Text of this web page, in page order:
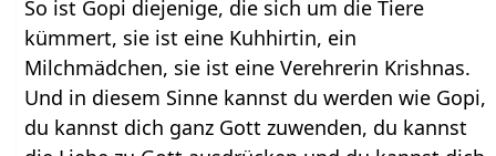
So ist Gopi diejenige, die sich um die Tiere
kümmert, sie ist eine Kuhhirtin, ein
Milchmädchen, sie ist eine Verehrerin Krishnas.
Und in diesem Sinne kannst du werden wie Gopi,
du kannst dich ganz Gott zuwenden, du kannst